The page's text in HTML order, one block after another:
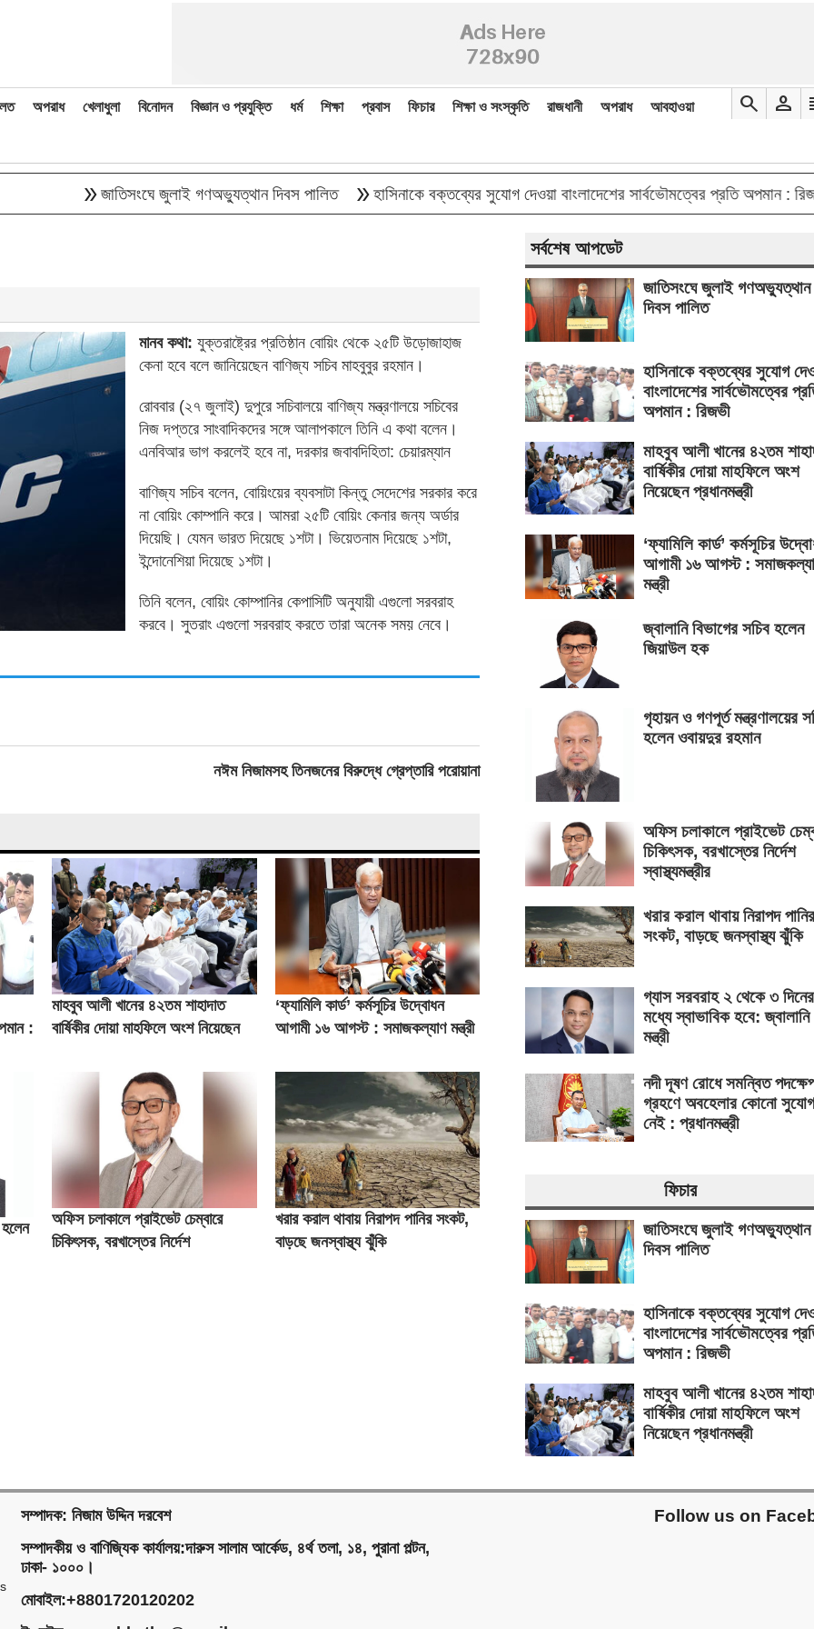
অপরাধ খেলাধুলা বিনোদন বিজ্ঞান ও প্রযুক্তি ধর্ম শিক্ষা প্রবাস ফিচার শিক্ষা ও সংস্কৃতি রাজধানী অপরাধ আবহাওয়া search person
জাতিসংঘে জুলাই গণঅভ্যুত্থান দিবস পালিত double_arrow হাসিনাকে বক্তব্যের সুযোগ দেওয়া বাংলাদেশের সার্বভৌমত্বের প্রতি অপমান : রিজভী
মানব কথা: যুক্তরাষ্ট্রের প্রতিষ্ঠান বোয়িং থেকে ২৫টি উড়োজাহাজ
কেনা হবে বলে জানিয়েছেন বাণিজ্য সচিব মাহবুবুর রহমান।
রোববার (২৭ জুলাই) দুপুরে সচিবালয়ে বাণিজ্য মন্ত্রণালয়ে সচিবের
নিজ দপ্তরে সাংবাদিকদের সঙ্গে আলাপকালে তিনি এ কথা বলেন।
এনবিআর ভাগ করলেই হবে না, দরকার জবাবদিহিতা: চেয়ারম্যান
বাণিজ্য সচিব বলেন, বোয়িংয়ের ব্যবসাটা কিন্তু সেদেশের সরকার করে
না বোয়িং কোম্পানি করে। আমরা ২৫টি বোয়িং কেনার জন্য অর্ডার
দিয়েছি। যেমন ভারত দিয়েছে ১শটা। ভিয়েতনাম দিয়েছে ১শটা,
ইন্দোনেশিয়া দিয়েছে ১শটা।
তিনি বলেন, বোয়িং কোম্পানির কেপাসিটি অনুযায়ী এগুলো সরবরাহ
করবে। সুতরাং এগুলো সরবরাহ করতে তারা অনেক সময় নেবে।
নঈম নিজামসহ তিনজনের বিরুদ্ধে গ্রেপ্তারি পরোয়ানা
:
মাহবুব আলী খানের ৪২তম শাহাদাত
বার্ষিকীর দোয়া মাহফিলে অংশ নিয়েছেন
‘ফ্যামিলি কার্ড’ কর্মসূচির উদ্বোধন
আগামী ১৬ আগস্ট : সমাজকল্যাণ মন্ত্রী
অফিস চলাকালে প্রাইভেট চেম্বারে
চিকিৎসক, বরখাস্তের নির্দেশ
খরার করাল থাবায় নিরাপদ পানির সংকট,
বাড়ছে জনস্বাস্থ্য ঝুঁকি
সর্বশেষ আপডেট
জাতিসংঘে জুলাই গণঅভ্যুত্থান
দিবস পালিত
হাসিনাকে বক্তব্যের সুযোগ
বাংলাদেশের সার্বভৌমত্বের
অপমান : রিজভী
মাহবুব আলী খানের ৪২তম
বার্ষিকীর দোয়া মাহফিলে অংশ
নিয়েছেন প্রধানমন্ত্রী
‘ফ্যামিলি কার্ড’ কর্মসূচির
আগামী ১৬ আগস্ট :
মন্ত্রী
জ্বালানি বিভাগের সচিব হলেন
জিয়াউল হক
গৃহায়ন ও গণপূর্ত মন্ত্রণালয়ের
হলেন ওবায়দুর রহমান
অফিস চলাকালে প্রাইভেট
চিকিৎসক, বরখাস্তের নির্দেশ
স্বাস্থ্যমন্ত্রীর
খরার করাল থাবায় নিরাপদ পানির
সংকট, বাড়ছে জনস্বাস্থ্য ঝুঁকি
গ্যাস সরবরাহ ২ থেকে ৩ দিনের
মধ্যে স্বাভাবিক হবে: জ্বালানি
মন্ত্রী
নদী দূষণ রোধে সমন্বিত
গ্রহণে অবহেলার কোনো সুযোগ
নেই : প্রধানমন্ত্রী
ফিচার
জাতিসংঘে জুলাই গণঅভ্যুত্থান
দিবস পালিত
হাসিনাকে বক্তব্যের সুযোগ
বাংলাদেশের সার্বভৌমত্বের
অপমান : রিজভী
মাহবুব আলী খানের ৪২তম
বার্ষিকীর দোয়া মাহফিলে অংশ
নিয়েছেন প্রধানমন্ত্রী
সম্পাদক: নিজাম উদ্দিন দরবেশ
সম্পাদকীয় ও বাণিজ্যিক কার্যালয়:দারুস সালাম আর্কেড, ৪র্থ তলা, ১৪, পুরানা পল্টন,
ঢাকা- ১০০০।
মোবাইল:+8801720120202
Follow us on